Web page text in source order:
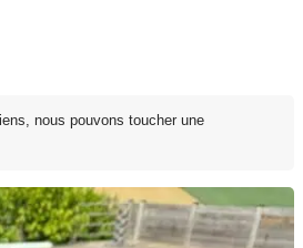
nous pouvons toucher une